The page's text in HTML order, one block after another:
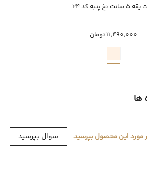
خرید سریع نخ پنبه کد 24
11,490,000 تومان
ها
مورد این محصول بپرسید سوال بپرسید